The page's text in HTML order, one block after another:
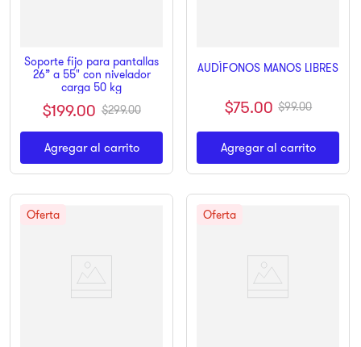
Soporte fijo para pantallas
26” a 55" con nivelador
carga 50 kg
$199.00 $299.00
Agregar al carrito
AUDÍFONOS MANOS LIBRES
$75.00 $99.00
Agregar al carrito